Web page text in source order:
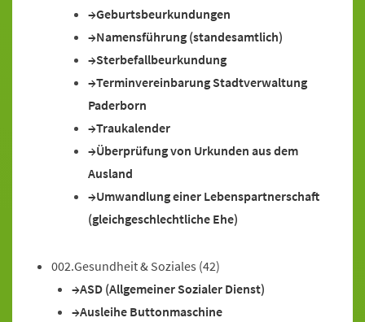
Geburtsbeurkundungen
Namensführung (standesamtlich)
Sterbefallbeurkundung
Terminvereinbarung Stadtverwaltung
Paderborn
Traukalender
Überprüfung von Urkunden aus dem
Ausland
Umwandlung einer Lebenspartnerschaft
(gleichgeschlechtliche Ehe)
002.Gesundheit & Soziales (42)
ASD (Allgemeiner Sozialer Dienst)
Ausleihe Buttonmaschine